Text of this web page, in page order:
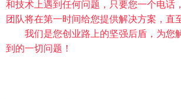
和技术上遇到任何问题，只要您一个电话
团队将在第一时间给您提供解决方案，直
我们是您创业路上的坚强后盾，为您
到的一切问题！